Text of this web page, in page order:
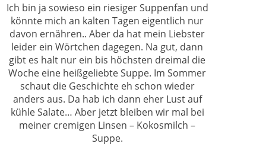
Ich bin ja sowieso ein riesiger Suppenfan und
könnte mich an kalten Tagen eigentlich nur
davon ernähren.. Aber da hat mein Liebster
leider ein Wörtchen dagegen. Na gut, dann
gibt es halt nur ein bis höchsten dreimal die
Woche eine heißgeliebte Suppe. Im Sommer
schaut die Geschichte eh schon wieder
anders aus. Da hab ich dann eher Lust auf
kühle Salate… Aber jetzt bleiben wir mal bei
meiner cremigen Linsen – Kokosmilch –
Suppe.